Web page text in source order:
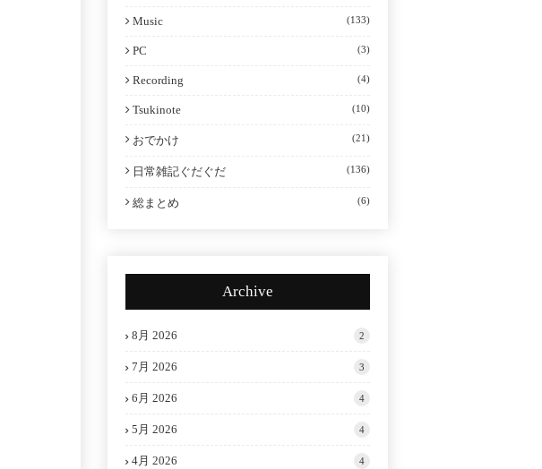
Music (133)
PC (3)
Recording (4)
Tsukinote (10)
おでかけ (21)
日常雑記ぐだぐだ (136)
総まとめ (6)
Archive
8月 2026 2
7月 2026 3
6月 2026 4
5月 2026 4
4月 2026 4